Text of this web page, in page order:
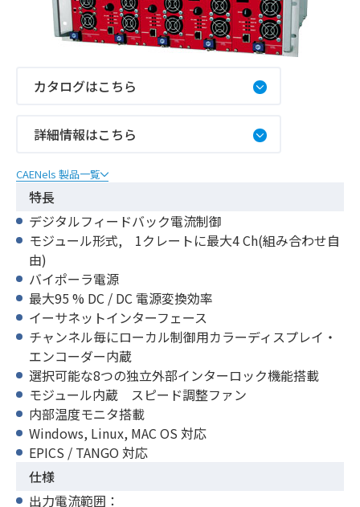
カタログはこちら
詳細情報はこちら
CAENels 製品一覧
特長
デジタルフィードバック電流制御
モジュール形式, 1クレートに最大4 Ch(組み合わせ自
由)
バイポーラ電源
最大95 % DC / DC 電源変換効率
イーサネットインターフェース
チャンネル毎にローカル制御用カラーディスプレイ・
エンコーダー内蔵
選択可能な8つの独立外部インターロック機能搭載
モジュール内蔵 スピード調整ファン
内部温度モニタ搭載
Windows, Linux, MAC OS 対応​
EPICS / TANGO 対応
仕様
出力電流範囲：